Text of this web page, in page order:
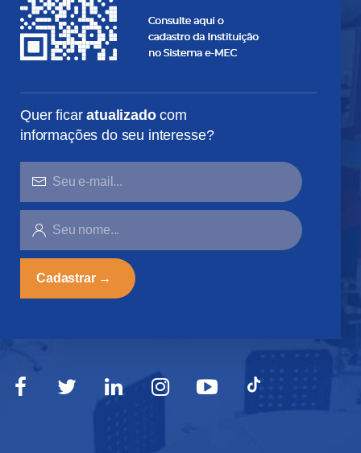
Quer ficaratualizadocom
informações do seu interesse?
SEU
MAIL...
SEU
NOME...